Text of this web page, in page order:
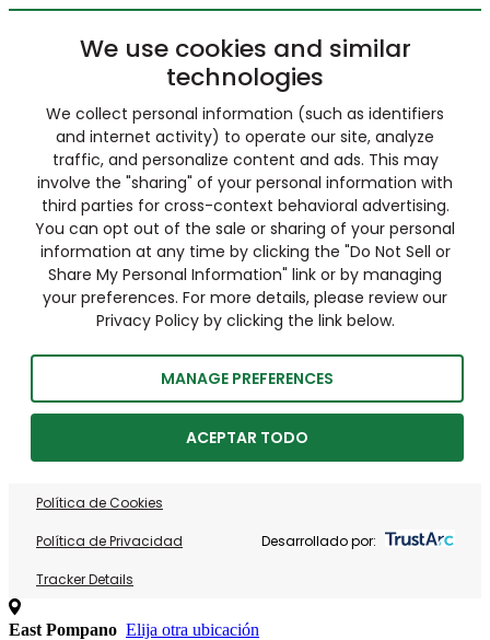
We use cookies and similar
technologies
We collect personal information (such as identifiers
and internet activity) to operate our site, analyze
traffic, and personalize content and ads. This may
involve the "sharing" of your personal information with
third parties for cross-context behavioral advertising.
You can opt out of the sale or sharing of your personal
information at any time by clicking the "Do Not Sell or
Share My Personal Information" link or by managing
your preferences. For more details, please review our
Privacy Policy by clicking the link below.
MANAGE PREFERENCES
ACEPTAR TODO
Política de Cookies
Política de Privacidad
Tracker Details
Desarrollado por:
East Pompano Elija otra ubicación